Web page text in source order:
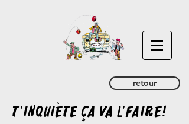
retour
T'inquiète ça va l'faire!